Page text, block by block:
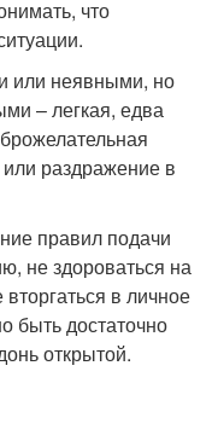
что
или неявными, но
– легкая, едва
раздражение в
правил подачи
не здороваться на
в личное
быть достаточно
открытой.